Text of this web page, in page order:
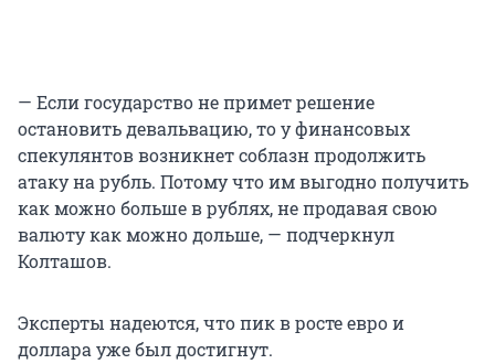
— Если государство не примет решение
остановить девальвацию, то у финансовых
спекулянтов возникнет соблазн продолжить
атаку на рубль. Потому что им выгодно получить
как можно больше в рублях, не продавая свою
валюту как можно дольше, — подчеркнул
Колташов.
Эксперты надеются, что пик в росте евро и
доллара уже был достигнут.